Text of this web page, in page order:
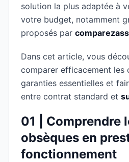
solution la plus adaptée à
votre budget, notamment
proposés par
Dans cet article, vous
comparer efficacement les
garanties essentielles et
entre contrat standard et
01 | Comprendre
obsèques en
fonctionnement